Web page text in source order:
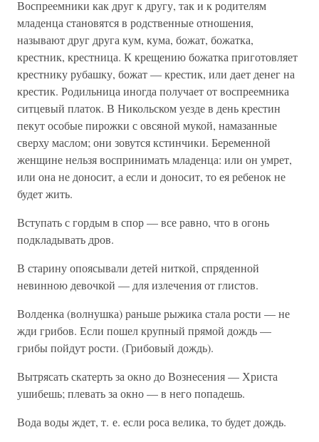
Воспреемники как друг к другу, так и к родителям
младенца становятся в родственные отношения,
называют друг друга кум, кума, божат, божатка,
крестник, крестница. К крещению божатка приготовляет
крестнику рубашку, божат — крестик, или дает денег на
крестик. Родильница иногда получает от воспреемника
ситцевый платок. В Никольском уезде в день крестин
пекут особые пирожки с овсяной мукой, намазанные
сверху маслом; они зовутся кстинчики. Беременной
женщине нельзя воспринимать младенца: или он умрет,
или она не доносит, а если и доносит, то ея ребенок не
будет жить.
Вступать с гордым в спор — все равно, что в огонь
подкладывать дров.
В старину опоясывали детей ниткой, спряденной
невинною девочкой — для излечения от глистов.
Волденка (волнушка) раньше рыжика стала рости — не
жди грибов. Если пошел крупный прямой дождь —
грибы пойдут рости. (Грибовый дождь).
Вытрясать скатерть за окно до Вознесения — Христа
ушибешь; плевать за окно — в него попадешь.
Вода воды ждет, т. е. если роса велика, то будет дождь.